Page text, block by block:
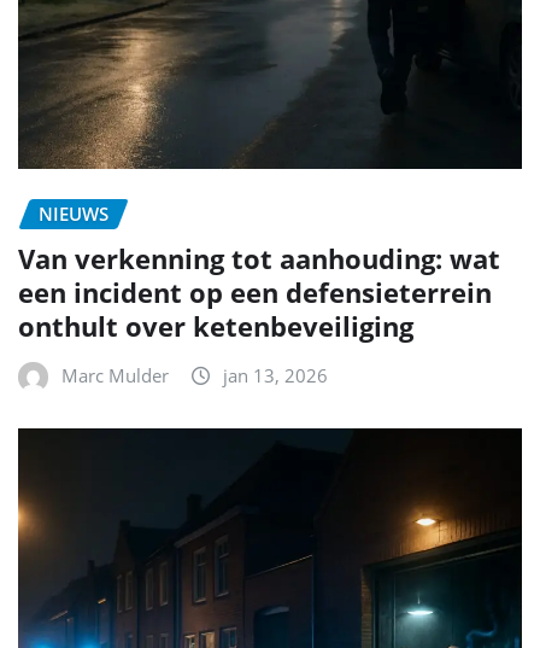
NIEUWS
Van verkenning tot aanhouding: wat
een incident op een defensieterrein
onthult over ketenbeveiliging
Marc Mulder jan 13, 2026